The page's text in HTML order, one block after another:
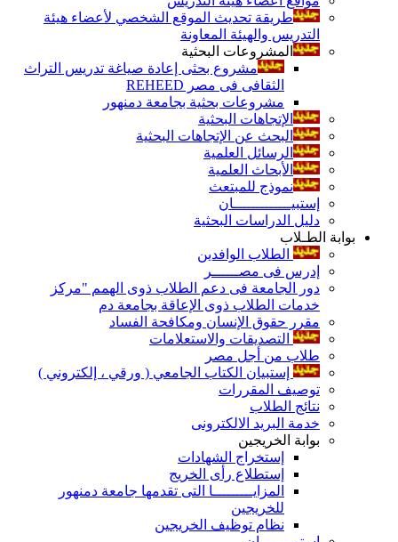
طريقة تحديث الموقع الشخصي لأعضاء هيئة
التدريس والهيئة المعاونة
المشروعات البحثية
مشروع بحثى إعادة صياغة تدريس التراث
الثقافى فى مصر REHEED
مشروعات بحثية بجامعة دمنهور
الإتجاهات البحثية
البحث عن الإتجاهات البحثية
الرسائل العلمية
الأبحاث العلمية
نموذج للمبتعث
إستبيـــــــــــــان
دليل الدراسات البحثية
بوابة الطـلاب
الطلاب الوافدين
إدرس فى مصــــــر
دور الجامعة فى دعم الطلاب ذوى الهمم "مركز
خدمات الطلاب ذوى الإعاقة بجامعة دم
مقرر حقوق الإنسان ومكافحة الفساد
التصديقات والاستعلامات
طلاب من أجل مصر
إستبيان الكتاب الجامعي ( ورقي ، إلكتروني )
توصيف المقررات
نتائج الطلاب
خدمة البريد الالكترونى
بوابة الخريجين
إستخراج الشهادات
إستطلاع رأى الخريج
المزايـــــــــا التى تقدمها جامعة دمنهور
للخريجين
نظام توظيف الخريجين